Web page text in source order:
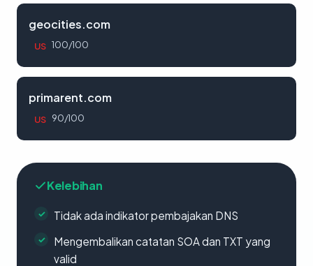
geocities.com
US 100/100
primarent.com
US 90/100
Kelebihan
Tidak ada indikator pembajakan DNS
Mengembalikan catatan SOA dan TXT yang
valid